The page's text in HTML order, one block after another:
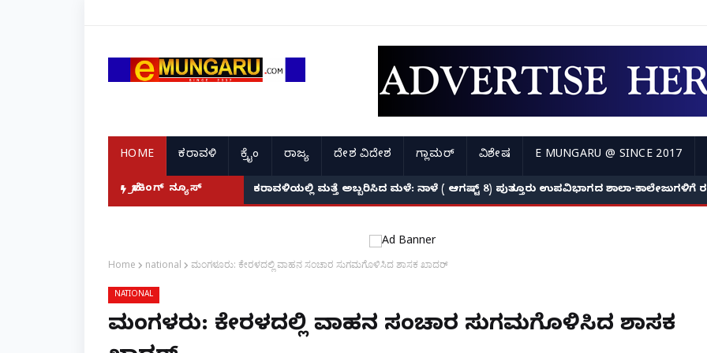
HOME ಕರಾವಳಿ ಕ್ರೈಂ ರಾಜ್ಯ ದೇಶ ವಿದೇಶ ಗ್ಲಾಮರ್ ವಿಶೇಷ E MUNGARU @ SINCE 2017
ಬ್ರೇಕಿಂಗ್ ನ್ಯೂಸ್ ಕರಾವಳಿಯಲ್ಲಿ ಮತ್ತೆ ಅಬ್ಬರಿಸಿದ ಮಳೆ: ನಾಳೆ ( ಆಗಷ್ಟ್ 8) ಪುತ್ತೂರು ಉಪವಿಭಾಗದ ಶಾಲಾ-
Home national ಮಂಗಳೂರು: ಕೇರಳದಲ್ಲಿ ವಾಹನ ಸ‌ಂಚಾರ ಸುಗಮಗೊಳಿಸಿದ ಶಾಸಕ ಖಾದರ್
NATIONAL
ಮಂಗಳೂರು: ಕೇರಳದಲ್ಲಿ ವಾಹನ ಸ‌ಂಚಾರ ಸುಗಮಗೊಳಿಸಿದ ಶಾಸಕ